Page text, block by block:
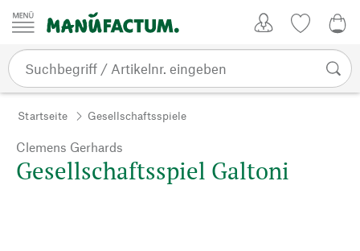
Zum Inhalt springen
Startseite Gesellschaftsspiele
Clemens Gerhards
Gesellschaftsspiel Galtoni